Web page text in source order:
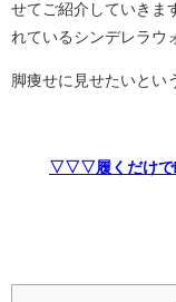
せてご紹介していきま
れているシンデレラウ
脚痩せに見せたいとい
▽▽▽履くだけで